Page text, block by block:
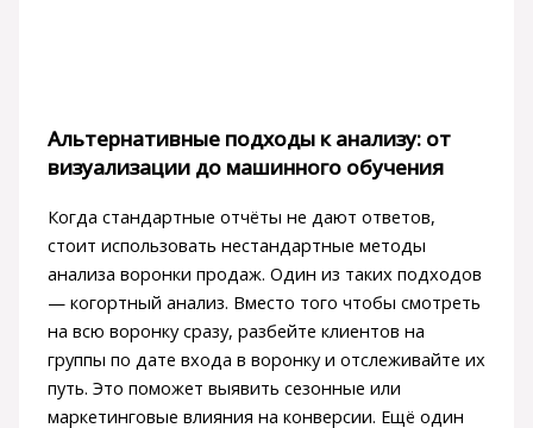
Альтернативные подходы к анализу: от
визуализации до машинного обучения
Когда стандартные отчёты не дают ответов,
стоит использовать нестандартные методы
анализа воронки продаж. Один из таких подходов
— когортный анализ. Вместо того чтобы смотреть
на всю воронку сразу, разбейте клиентов на
группы по дате входа в воронку и отслеживайте их
путь. Это поможет выявить сезонные или
маркетинговые влияния на конверсии. Ещё один